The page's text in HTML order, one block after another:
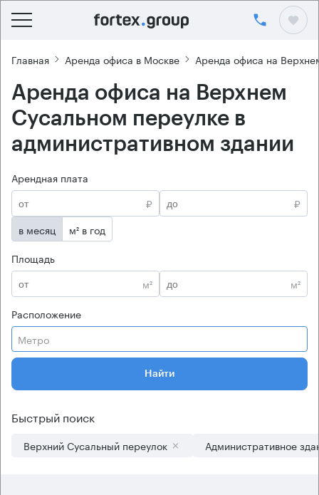
Главная Аренда офиса в Москве Аренда офиса на
Аренда офиса на Верхнем
Сусальном переулке в
административном здании
Арендная плата
₽
₽
в месяц
м² в год
Площадь
м²
м²
Расположение
Метро
Найти
Быстрый поиск
Верхний Сусальный переулок Административное